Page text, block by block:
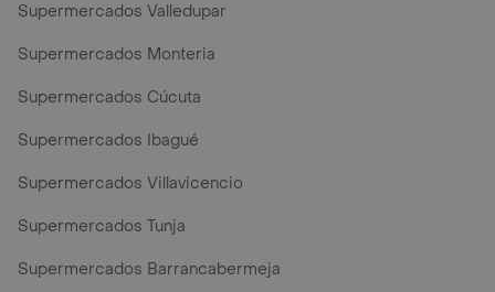
Supermercados Valledupar
Supermercados Monteria
Supermercados Cúcuta
Supermercados Ibagué
Supermercados Villavicencio
Supermercados Tunja
Supermercados Barrancabermeja